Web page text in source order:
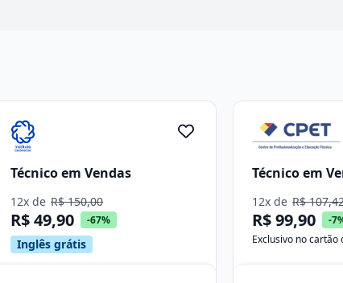
Técnico em Vendas
12x de R$ 150,00
R$ 49,90 -67%
Inglês grátis
Técnico em
12x de R$
R$ 99,90
-
Exclusivo no cartão